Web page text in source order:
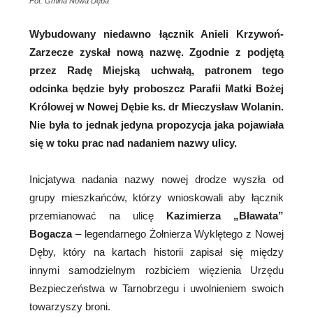
Wybudowany niedawno łącznik Anieli Krzywoń-
Zarzecze zyskał nową nazwę. Zgodnie z podjętą
przez Radę Miejską uchwałą, patronem tego
odcinka będzie były proboszcz Parafii Matki Bożej
Królowej w Nowej Dębie ks. dr Mieczysław Wolanin.
Nie była to jednak jedyna propozycja jaka pojawiała
się w toku prac nad nadaniem nazwy ulicy.
Inicjatywa nadania nazwy nowej drodze wyszła od
grupy mieszkańców, którzy wnioskowali aby łącznik
przemianować na ulicę Kazimierza „Bławata”
Bogacza– legendarnego Żołnierza Wyklętego z Nowej
Dęby, który na kartach historii zapisał się między
innymi samodzielnym rozbiciem więzienia Urzędu
Bezpieczeństwa w Tarnobrzegu i uwolnieniem swoich
towarzyszy broni.